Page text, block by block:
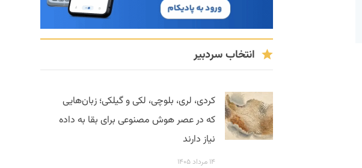
انتخاب سردبیر
کردی، لری، بلوچی، لکی و گیلکی؛ زبان‌هایی
که در عصر هوش مصنوعی برای بقا به داده
نیاز دارند
۱۴ مرداد ۱۴۰۵